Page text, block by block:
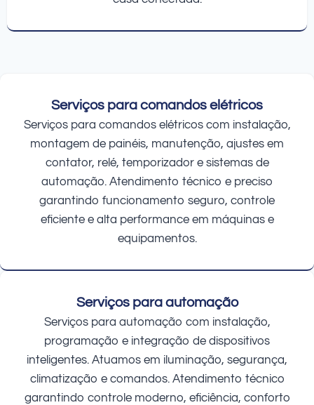
Serviços para comandos elétricos
Serviços para comandos elétricos com instalação,
montagem de painéis, manutenção, ajustes em
contator, relé, temporizador e sistemas de
automação. Atendimento técnico e preciso
garantindo funcionamento seguro, controle
eficiente e alta performance em máquinas e
equipamentos.
Serviços para automação
Serviços para automação com instalação,
programação e integração de dispositivos
inteligentes. Atuamos em iluminação, segurança,
climatização e comandos. Atendimento técnico
garantindo controle moderno, eficiência, conforto